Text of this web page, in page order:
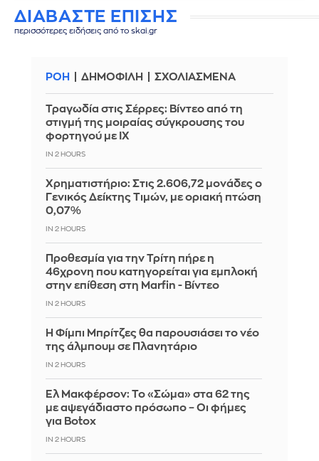
ΔΙΑΒΑΣΤΕ ΕΠΙΣΗΣ
περισσότερες ειδήσεις από το skai.gr
ΡΟΗ ΔΗΜΟΦΙΛΗ ΣΧΟΛΙΑΣΜΕΝΑ
Τραγωδία στις Σέρρες: Βίντεο από τη
στιγμή της μοιραίας σύγκρουσης του
φορτηγού με ΙΧ
IN 2 HOURS
Χρηματιστήριο: Στις 2.606,72 μονάδες ο
Γενικός Δείκτης Τιμών, με οριακή πτώση
0,07%
IN 2 HOURS
Προθεσμία για την Τρίτη πήρε η
46χρονη που κατηγορείται για εμπλοκή
στην επίθεση στη Marfin - Βίντεο
IN 2 HOURS
Η Φίμπι Μπρίτζες θα παρουσιάσει το νέο
της άλμπουμ σε Πλανητάριο
IN 2 HOURS
Ελ Μακφέρσον: Το «Σώμα» στα 62 της
με αψεγάδιαστο πρόσωπο – Οι φήμες
για Botox
IN 2 HOURS